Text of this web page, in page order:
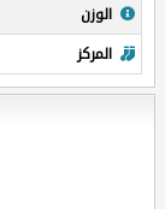
الوزن
المركز